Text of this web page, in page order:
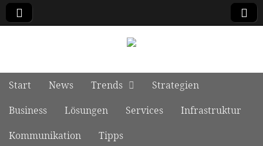
Main menu
Skip to content
Start News Trends
Strategien
Business
Lösungen Services
Infrastruktur
Kommunikation
Tipps